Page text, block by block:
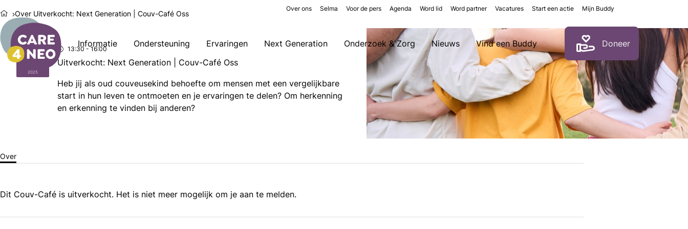
Informatie Ondersteuning Ervaringen Next Generation Onderzoek & Zorg Nieuws Vind een Buddy Doneer
Over ons Selma Voor de pers Agenda Word lid Word partner Vacatures Start een actie Mijn Buddy
Over Uitverkocht: Next Generation | Couv-Café Oss
za
25
2025
13:30 - 16:00
Uitverkocht: Next Generation | Couv-Café Oss
Heb jij als oud couveusekind behoefte om mensen met een vergelijkbare
start in hun leven te ontmoeten en je ervaringen te delen? Om herkenning
en erkenning te vinden bij anderen?
Over
Dit Couv-Café is uitverkocht. Het is niet meer mogelijk om je aan te melden.